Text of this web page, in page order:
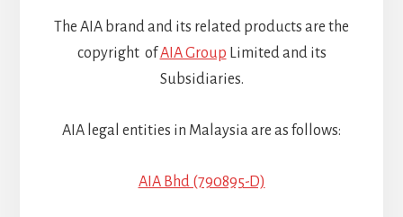
The AIA brand and its related products are the
copyright ofAIA Group Limited and its
Subsidiaries.
AIA legal entities in Malaysia are as follows:
AIA Bhd (790895-D)